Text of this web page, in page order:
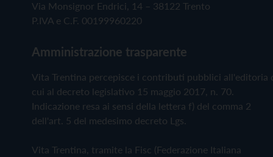
Via Monsignor Endrici, 14 – 38122 Trento
P.IVA e C.F. 00199960220
Amministrazione trasparente
Vita Trentina percepisce i contributi pubblici all'editoria
cui al decreto legislativo 15 maggio 2017, n. 70.
Indicazione resa ai sensi della lettera f) del comma 2
dell'art. 5 del medesimo decreto Lgs.
Vita Trentina, tramite la Fisc (Federazione Italiana